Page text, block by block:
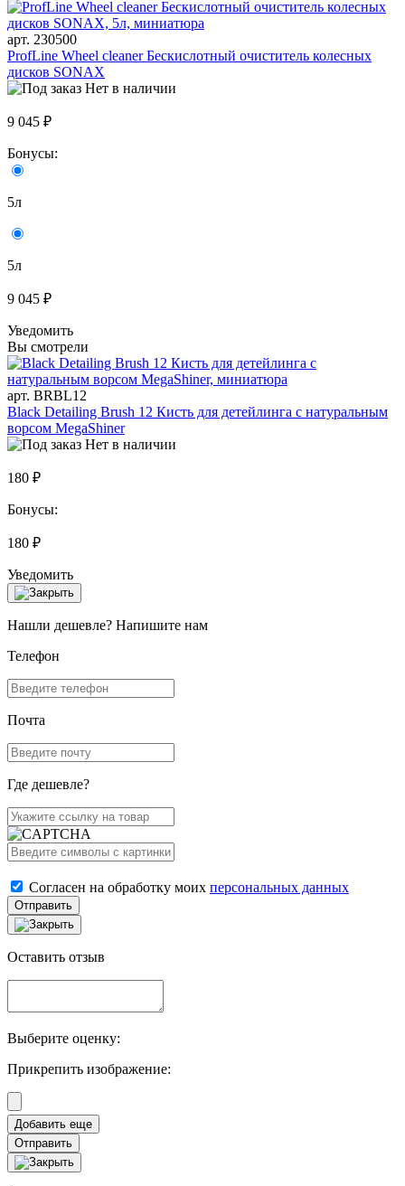
арт. 230500
ProfLine Wheel cleaner Бескислотный очиститель колесных
дисков SONAX
Нет в наличии
9 045 ₽
Бонусы:
5л
5л
9 045 ₽
Уведомить
Вы смотрели
арт. BRBL12
Black Detailing Brush 12 Кисть для детейлинга c натуральным
ворсом MegaShiner
Нет в наличии
180 ₽
Бонусы:
180 ₽
Уведомить
Нашли дешевле? Напишите нам
Телефон
Почта
Где дешевле?
Согласен на обработку моих персональных данных
Отправить
Оставить отзыв
Выберите оценку:
Прикрепить изображение:
Отправить